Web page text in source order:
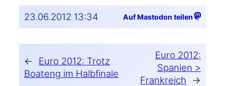
23.06.2012 13:34 Auf Mastodon teilen
←
Euro 2012: Trotz
Boateng im Halbfinale
Euro 2012:
Spanien >
Frankreich
→